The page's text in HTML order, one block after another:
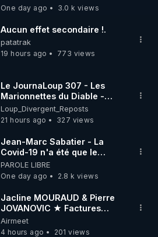
One day ago
3.0 k views
Aucun effet secondaire !.
patatrak
19 hours ago
773 views
Le JournaLoup 307 - Les
Marionnettes du Diable -
Loup Divergent 2026.08.07
Loup_Divergent_Reposts
21 hours ago
327 views
Jean-Marc Sabatier - La
Covid-19 n'a été que le
début - L'ARNm & l'ARNm-aa
jusqu où auront-t-il ?
PAROLE LIBRE
One day ago
2.8 k views
Jacline MOURAUD & Pierre
JOVANOVIC ★ Factures
Impayées : Où Est Passé Le
Pognon ?
Airmeet
4 hours ago
201 views